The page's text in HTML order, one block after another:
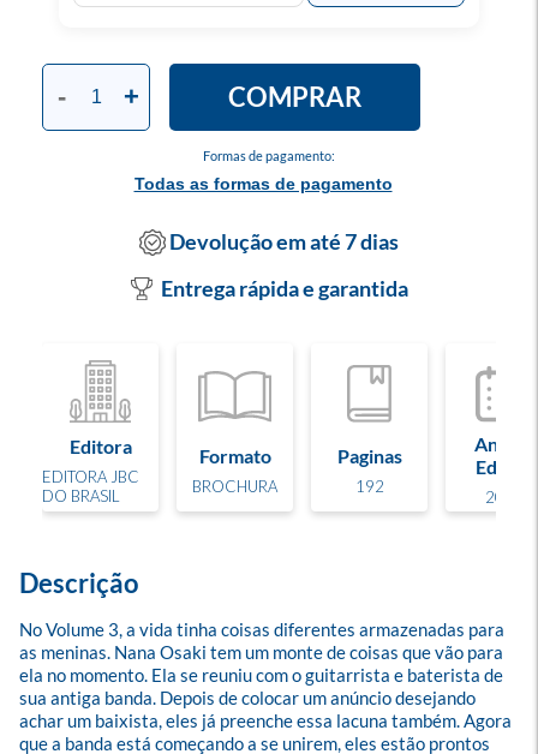
Formas de pagamento:
Todas as formas de pagamento
- + COMPRAR
Devolução em até 7 dias
Entrega rápida e garantida
Editora
EDITORA JBC
DO BRASIL
Formato
BROCHURA
Paginas
192
Ano de
Edição
2023
Descrição
No Volume 3, a vida tinha coisas diferentes armazenadas para
as meninas. Nana Osaki tem um monte de coisas que vão para
ela no momento. Ela se reuniu com o guitarrista e baterista de
sua antiga banda. Depois de colocar um anúncio desejando
achar um baixista, eles já preenche essa lacuna também. Agora
que a banda está começando a se unirem, eles estão prontos